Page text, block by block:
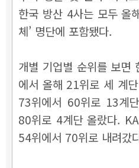
한국 방산 4사는 모두 올
체’ 명단에 포함됐다.
개별 기업별 순위를 보면
에서 올해 21위로 세 계
73위에서 60위로 13계
80위로 4계단 올랐다.
54위에서 70위로 내려갔